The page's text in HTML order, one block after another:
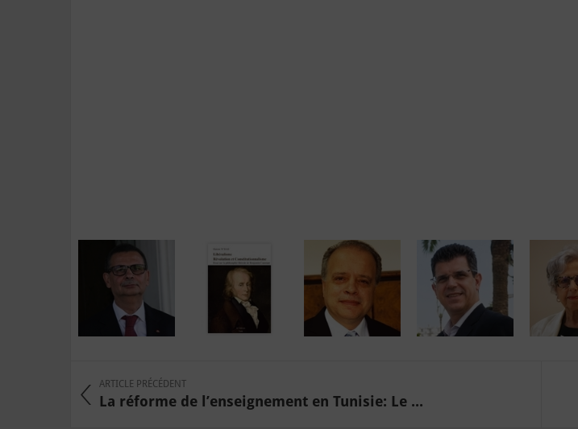
ARTICLE PRÉCÉDENT
La réforme de l’enseignement en Tunisie: Le ...